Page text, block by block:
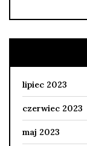
lipiec 2023
czerwiec 2023
maj 2023